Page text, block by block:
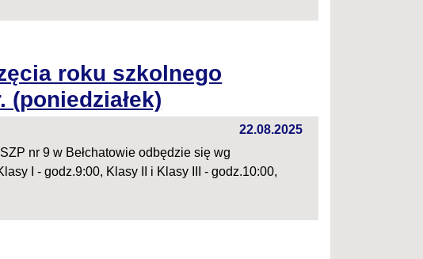
roku szkolnego
(poniedziałek)
22.08.2025
nr 9 w Bełchatowie odbędzie się wg
I - godz.9:00, Klasy II i Klasy III - godz.10:00,